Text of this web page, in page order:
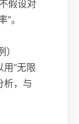
假设对
。
用“无限
析，与